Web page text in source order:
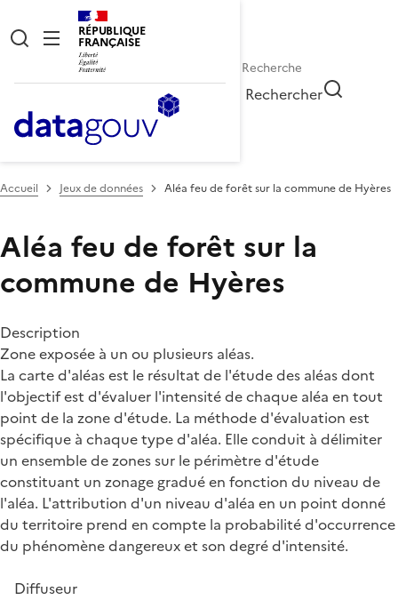
RÉPUBLIQUE
FRANÇAISE
Rechercher
Accueil Jeux de données Aléa feu de forêt sur la commune de Hyères
Aléa feu de forêt sur la
commune de Hyères
Description
Zone exposée à un ou plusieurs aléas.
La carte d'aléas est le résultat de l'étude des aléas dont
l'objectif est d'évaluer l'intensité de chaque aléa en tout
point de la zone d'étude. La méthode d'évaluation est
spécifique à chaque type d'aléa. Elle conduit à délimiter
un ensemble de zones sur le périmètre d'étude
constituant un zonage gradué en fonction du niveau de
l'aléa. L'attribution d'un niveau d'aléa en un point donné
du territoire prend en compte la probabilité d'occurrence
du phénomène dangereux et son degré d'intensité.
Diffuseur